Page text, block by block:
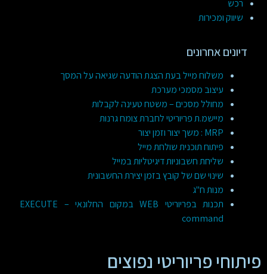
רכש
שיווק ומכירות
דיונים אחרונים
משלוח מייל בעת הצגת הודעה שגיאה על המסך
עיצוב מסמכי מערכת
מחולל מסכים – משטח טעינה לקבלות
מיישמ.ת פריוריטי לחברת צומח גרנות
MRP : משך יצור וזמן יצור
פיתוח תוכנית שולחת מייל
שליחת חשבוניות דיגיטליות במייל
שינוי שם של קובץ בזמן יצירת החשבונית
מנות ח"ג
תכנות בפריוריטי WEB במקום החלונאי – EXECUTE
command
פיתוחי פריוריטי נפוצים